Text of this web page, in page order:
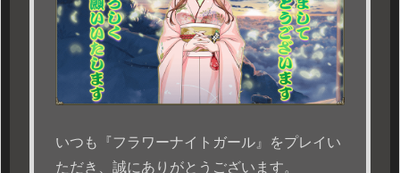
いつも『フラワーナイトガール』をプレイい
ただき、誠にありがとうございます。